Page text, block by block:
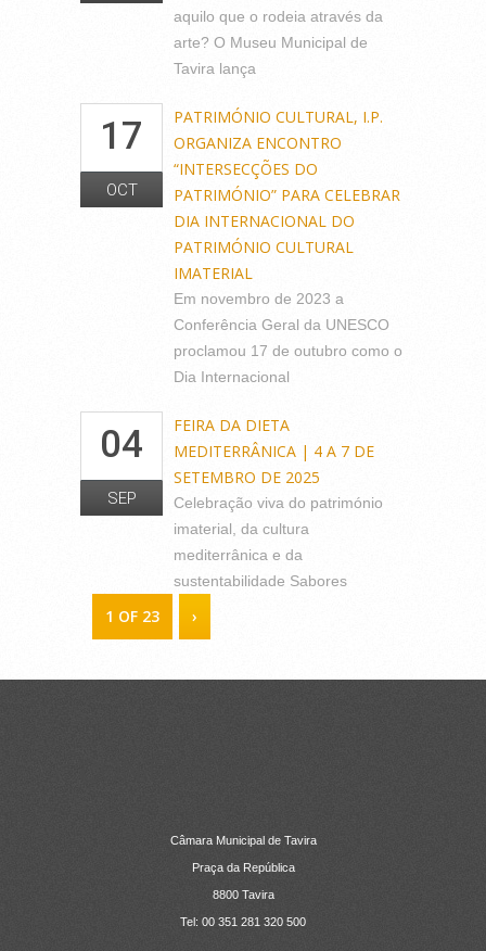
aquilo que o rodeia através da
arte? O Museu Municipal de
Tavira lança
17
OCT
PATRIMÓNIO CULTURAL, I.P.
ORGANIZA ENCONTRO
“INTERSECÇÕES DO
PATRIMÓNIO” PARA CELEBRAR
DIA INTERNACIONAL DO
PATRIMÓNIO CULTURAL
IMATERIAL
Em novembro de 2023 a
Conferência Geral da UNESCO
proclamou 17 de outubro como o
Dia Internacional
04
SEP
FEIRA DA DIETA
MEDITERRÂNICA | 4 A 7 DE
SETEMBRO DE 2025
Celebração viva do património
imaterial, da cultura
mediterrânica e da
sustentabilidade Sabores
1 OF 23 ›
Câmara Municipal de Tavira
Praça da República
8800 Tavira
Tel: 00 351 281 320 500